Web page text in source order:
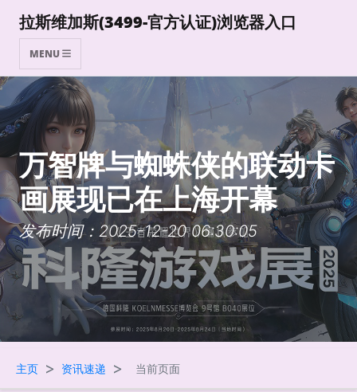
拉斯维加斯(3499-官方认证)浏览器入口
MENU
万智牌与蜘蛛侠的联动卡
画展现已在上海开幕
发布时间：2025-12-20 06:30:05
主页 > 资讯速递 > 当前页面